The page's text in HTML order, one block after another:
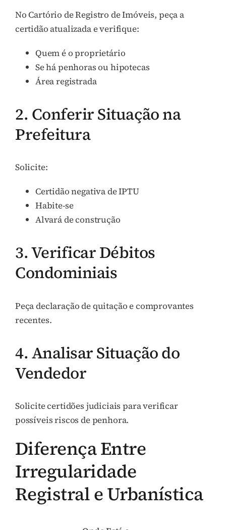
No Cartório de Registro de Imóveis, peça a
certidão atualizada e verifique:
Quem é o proprietário
Se há penhoras ou hipotecas
Área registrada
2. Conferir Situação na
Prefeitura
Solicite:
Certidão negativa de IPTU
Habite-se
Alvará de construção
3. Verificar Débitos
Condominiais
Peça declaração de quitação e comprovantes
recentes.
4. Analisar Situação do
Vendedor
Solicite certidões judiciais para verificar
possíveis riscos de penhora.
Diferença Entre
Irregularidade
Registral e Urbanística